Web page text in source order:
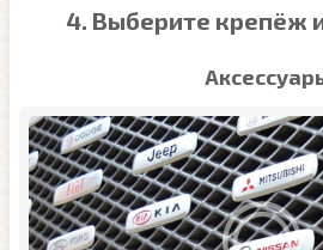
4. Выберите крепёж